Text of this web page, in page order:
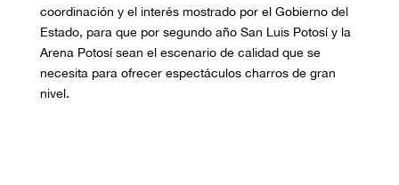
coordinación y el interés mostrado por el Gobierno del
Estado, para que por segundo año San Luis Potosí y la
Arena Potosí sean el escenario de calidad que se
necesita para ofrecer espectáculos charros de gran
nivel.